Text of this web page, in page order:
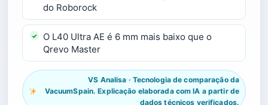
do Roborock
O L40 Ultra AE é 6 mm mais baixo que o
Qrevo Master
VS Analisa · Tecnologia de comparação da
VacuumSpain. Explicação elaborada com IA a partir de
dados técnicos verificados.